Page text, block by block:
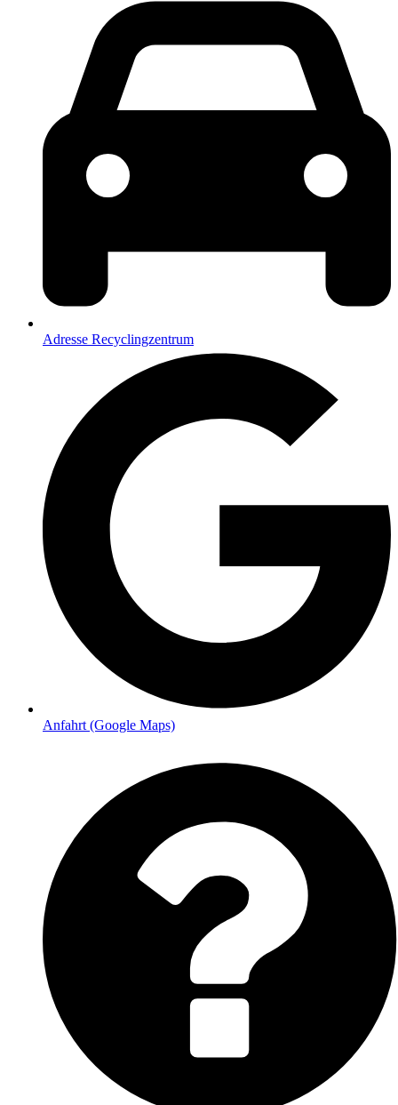
Adresse Recyclingzentrum
Anfahrt (Google Maps)